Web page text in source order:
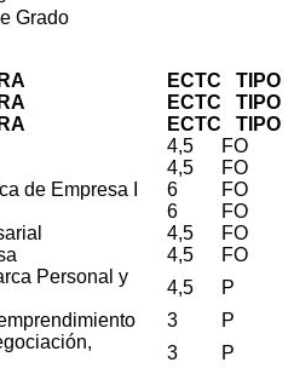
Grado
ECTC
TIPO
ECTC
TIPO
ECTC
TIPO
4,5
FO
4,5
FO
de Empresa I
6
FO
6
FO
4,5
FO
4,5
FO
Personal y
4,5
P
3
P
3
P